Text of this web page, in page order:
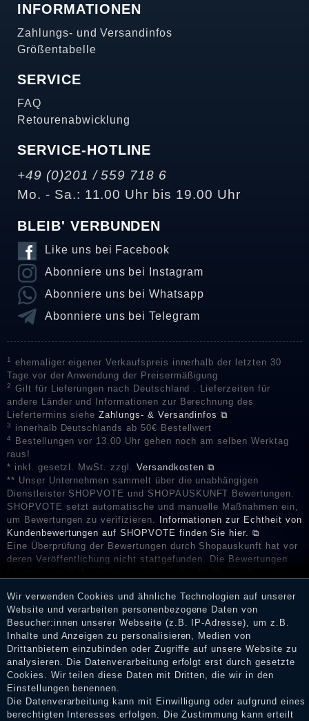
INFORMATIONEN
Zahlungs- und Versandinfos
Größentabelle
SERVICE
FAQ
Retourenabwicklung
SERVICE-HOTLINE
+49 (0)201 / 559 718 6
Mo. - Sa.: 11.00 Uhr bis 19.00 Uhr
BLEIB' VERBUNDEN
Like uns bei Facebook
Abonniere uns bei Instagram
Abonniere uns bei Whatsapp
Abonniere uns bei Telegram
1
ehemaliger eigener Verkaufspreis innerhalb der letzten 30
Tage vor der Anwendung der Preisermäßigung
2
Gilt für Lieferungen nach Deutschland . Lieferzeiten für
andere Länder und Informationen zur Berechnung des
Liefertermins sieheZahlungs- & Versandinfos ⧉
3 innerhalb Deutschlands ab 50€ Bestellwert
4
Bestellungen vor 13.00 Uhr gehen noch am selben Werktag
raus!
* inkl. gesetzl. MwSt. zzgl. Versandkosten ⧉
** Unser Unternehmen sammelt über die unabhängigen
Dienstleister SHOPVOTE und SHOPAUSKUNFT Bewertungen.
SHOPVOTE setzt automatische und manuelle Maßnahmen ein,
um Bewertungen zu verifizieren.
Informationen zur Echtheit von
Kundenbewertungen auf SHOPVOTE finden Sie hier. ⧉
Eine Überprüfung der Bewertungen durch Shopauskunft hat vor
deren Veröffentlichung nicht stattgefunden. Die Bewertungen
Erhalt einer Benachrichtigungs-E-Mail können Händler die
Bewertungen verifizieren und über die erfolgte Verifizierung im
Shop informieren.
Impressum
Wir verwenden Cookies und ähnliche Technologien auf unserer
Website und verarbeiten personenbezogene Daten von
Besucher:innen unserer Webseite (z.B. IP-Adresse), um z.B.
Inhalte und Anzeigen zu personalisieren, Medien von
Drittanbietern einzubinden oder Zugriffe auf unsere Website zu
analysieren. Die Datenverarbeitung erfolgt erst durch gesetzte
Cookies. Wir teilen diese Daten mit Dritten, die wir in den
Einstellungen benennen.
Die Datenverarbeitung kann mit Einwilligung oder aufgrund eines
berechtigten Interesses erfolgen. Die Zustimmung kann erteilt